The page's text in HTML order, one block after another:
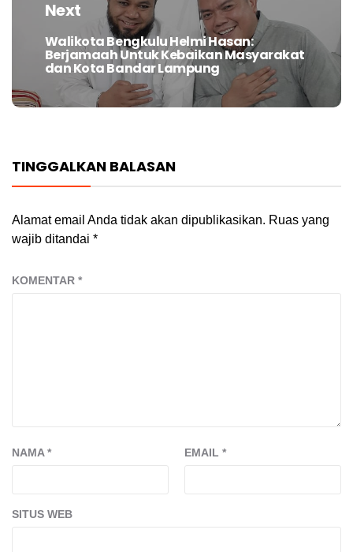
Next
Next
post:
Walikota Bengkulu Helmi Hasan:
Berjamaah Untuk Kebaikan Masyarakat
dan Kota Bandar Lampung
TINGGALKAN BALASAN
Alamat email Anda tidak akan dipublikasikan. Ruas yang
wajib ditandai *
KOMENTAR *
NAMA* EMAIL *
SITUS WEB